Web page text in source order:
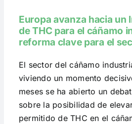
Europa avanza hacia un
de THC para el cáñamo
reforma clave para el
El sector del cáñamo
viviendo un momento
meses se ha abierto un
sobre la posibilidad de
permitido de THC en el